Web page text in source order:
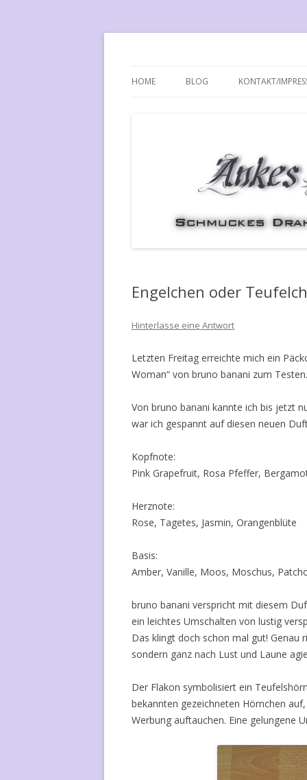
HOME BLOG KONTAKT/
Engelchen oder
Hinterlasse eine Antwort
Letzten Freitag erreichte mich ein
Woman“ von bruno banani zum Testen.
Von bruno banani kannte ich bis jetzt
war ich gespannt auf diesen neuen
Kopfnote:
Pink Grapefruit, Rosa Pfeffer,
Herznote:
Rose, Tagetes, Jasmin, Orangenblüte
Basis:
Amber, Vanille, Moos, Moschus,
bruno banani verspricht mit diesem
ein leichtes Umschalten von lustig
Das klingt doch schon mal gut! Genau
sondern ganz nach Lust und Laune
Der Flakon symbolisiert ein
bekannten gezeichneten Hörnchen
Werbung auftauchen. Eine gelungene